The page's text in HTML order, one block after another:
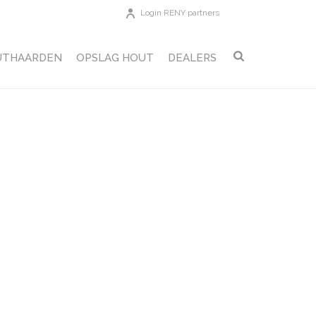
Login RENY partners
OPSLAG HOUT DEALERS